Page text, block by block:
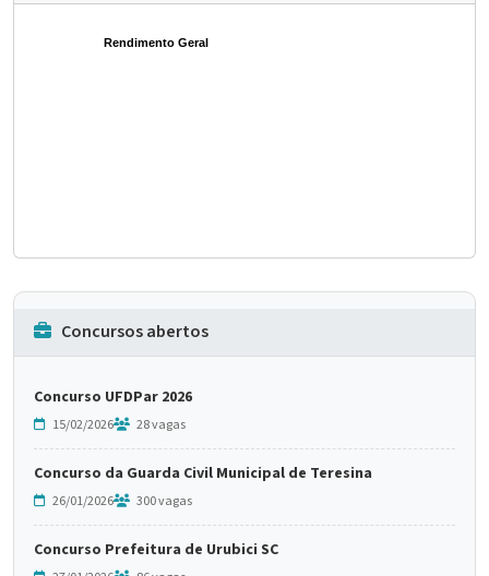
Rendimento Geral
Concursos abertos
Concurso UFDPar 2026
15/02/2026 28 vagas
Concurso da Guarda Civil Municipal de Teresina
26/01/2026 300 vagas
Concurso Prefeitura de Urubici SC